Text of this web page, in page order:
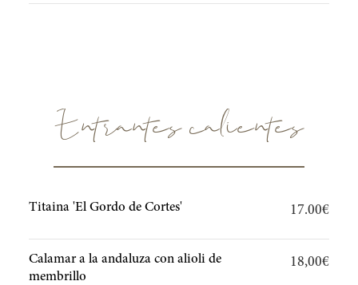
Entrantes calientes
Titaina 'El Gordo de Cortes' 17.00€
Calamar a la andaluza con alioli de
membrillo
18,00€